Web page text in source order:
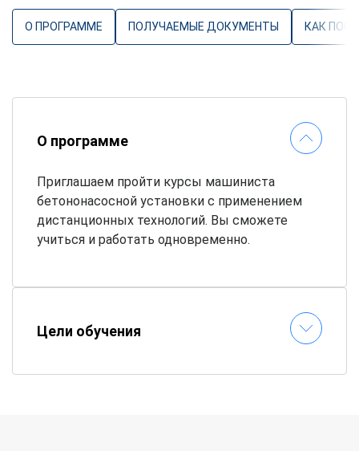
О ПРОГРАММЕ ПОЛУЧАЕМЫЕ ДОКУМЕНТЫ КАК
О программе
Приглашаем пройти курсы машиниста
бетононасосной установки с применением
дистанционных технологий. Вы сможете
учиться и работать одновременно.
Цели обучения